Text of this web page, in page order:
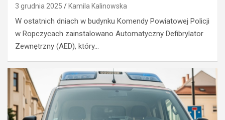
3 grudnia 2025 Kamila Kalinowska
W ostatnich dniach w budynku Komendy Powiatowej Policji
w Ropczycach zainstalowano Automatyczny Defibrylator
Zewnętrzny (AED), który…